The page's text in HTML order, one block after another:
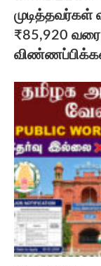
₹85,920